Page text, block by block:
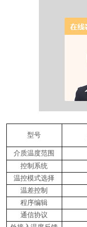
型号
介质温度范围
控制系统
温控模式选择
温差控制
程序编辑
通信协议